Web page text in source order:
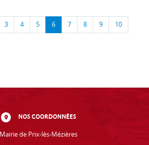
3 4 5 6 7 8 9 10
NOS COORDONNÉES
Mairie de Prix-lès-Mézières